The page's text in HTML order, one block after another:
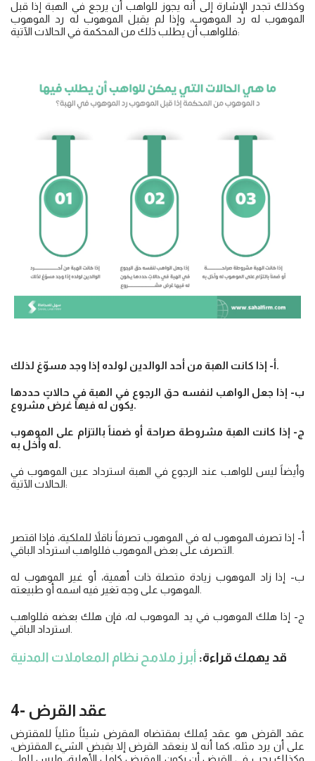
وكذلك تجدر الإشارة إلى أنه يجوز للواهب أن يرجع في الهبة إذا قبل
الموهوب له رد الموهوب، وإذا لم يقبل الموهوب له رد الموهوب
فللواهب أن يطلب ذلك من المحكمة في الحالات الآتية:
أ- إذا كانت الهبة من أحد الوالدين لولده إذا وجد مسوّغ لذلك.
ب- إذا جعل الواهب لنفسه حق الرجوع في الهبة في حالاتٍ حددها
يكون له فيها غرض مشروع.
ج- إذا كانت الهبة مشروطة صراحة أو ضمناً بالتزام على الموهوب
له وأخل به.
وأيضاً ليس للواهب عند الرجوع في الهبة استرداد عين الموهوب في
الحالات الآتية:
أ- إذا تصرف الموهوب له في الموهوب تصرفاً ناقلاً للملكية، فإذا اقتصر
التصرف على بعض الموهوب فللواهب استرداد الباقي.
ب- إذا زاد الموهوب زيادة متصلة ذات أهمية، أو غير الموهوب له
الموهوب على وجه تغير فيه اسمه أو طبيعته.
ج- إذا هلك الموهوب في يد الموهوب له، فإن هلك بعضه فللواهب
استرداد الباقي.
قد يهمك قراءة: أبرز ملامح نظام المعاملات المدنية
عقد القرض هو عقد يُملك بمقتضاه المقرض شيئاً مثلياً للمقترض
على أن يرد مثله، كما أنه لا ينعقد القرض إلا بقبض الشيء المقترض،